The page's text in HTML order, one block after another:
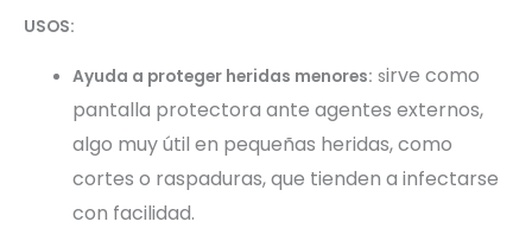
USOS:
Ayuda a proteger heridas menores: sirve como
pantalla protectora ante agentes externos,
algo muy útil en pequeñas heridas, como
cortes o raspaduras, que tienden a infectarse
con facilidad.